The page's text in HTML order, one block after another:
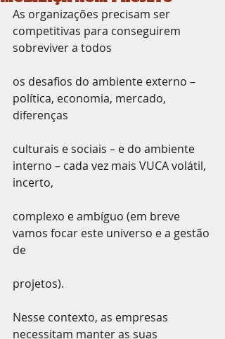
As organizações precisam ser
competitivas para conseguirem
sobreviver a todos
os desafios do ambiente externo –
política, economia, mercado,
diferenças
culturais e sociais – e do ambiente
interno – cada vez mais VUCA volátil,
incerto,
complexo e ambíguo (em breve
vamos focar este universo e a gestão
de
projetos).
Nesse contexto, as empresas
necessitam manter as suas